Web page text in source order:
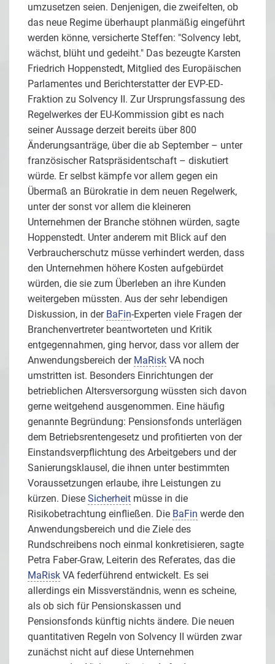
umzusetzen seien. Denjenigen, die zweifelten, ob
das neue Regime überhaupt planmäßig eingeführt
werden könne, versicherte Steffen: "Solvency lebt,
wächst, blüht und gedeiht." Das bezeugte Karsten
Friedrich Hoppenstedt, Mitglied des Europäischen
Parlamentes und Berichterstatter der EVP-ED-
Fraktion zu Solvency II. Zur Ursprungsfassung des
Regelwerkes der EU-Kommission gibt es nach
seiner Aussage derzeit bereits über 800
Änderungsanträge, über die ab September – unter
französischer Ratspräsidentschaft – diskutiert
würde. Er selbst kämpfe vor allem gegen ein
Übermaß an Bürokratie in dem neuen Regelwerk,
unter der sonst vor allem die kleineren
Unternehmen der Branche stöhnen würden, sagte
Hoppenstedt. Unter anderem mit Blick auf den
Verbraucherschutz müsse verhindert werden, dass
den Unternehmen höhere Kosten aufgebürdet
würden, die sie zum Überleben an ihre Kunden
weitergeben müssten. Aus der sehr lebendigen
Diskussion, in der BaFin-Experten viele Fragen der
Branchenvertreter beantworteten und Kritik
entgegennahmen, ging hervor, dass vor allem der
Anwendungsbereich der MaRisk VA noch
umstritten ist. Besonders Einrichtungen der
betrieblichen Altersversorgung wüssten sich davon
gerne weitgehend ausgenommen. Eine häufig
genannte Begründung: Pensionsfonds unterlägen
dem Betriebsrentengesetz und profitierten von der
Einstandsverpflichtung des Arbeitgebers und der
Sanierungsklausel, die ihnen unter bestimmten
Voraussetzungen erlaube, ihre Leistungen zu
kürzen. Diese Sicherheit müsse in die
Risikobetrachtung einfließen. Die BaFin werde den
Anwendungsbereich und die Ziele des
Rundschreibens noch einmal konkretisieren, sagte
Petra Faber-Graw, Leiterin des Referates, das die
MaRisk VA federführend entwickelt. Es sei
allerdings ein Missverständnis, wenn es scheine,
als ob sich für Pensionskassen und
Pensionsfonds künftig nichts ändere. Die neuen
quantitativen Regeln von Solvency II würden zwar
zunächst nicht auf diese Unternehmen